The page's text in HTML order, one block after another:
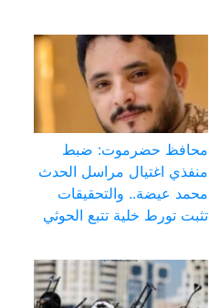
محافظ حضرموت: ضبط
منفذي اغتيال مراسل الحدث
محمد عيضة.. والتحقيقات
تثبت تورط خلية تتبع الحوثي